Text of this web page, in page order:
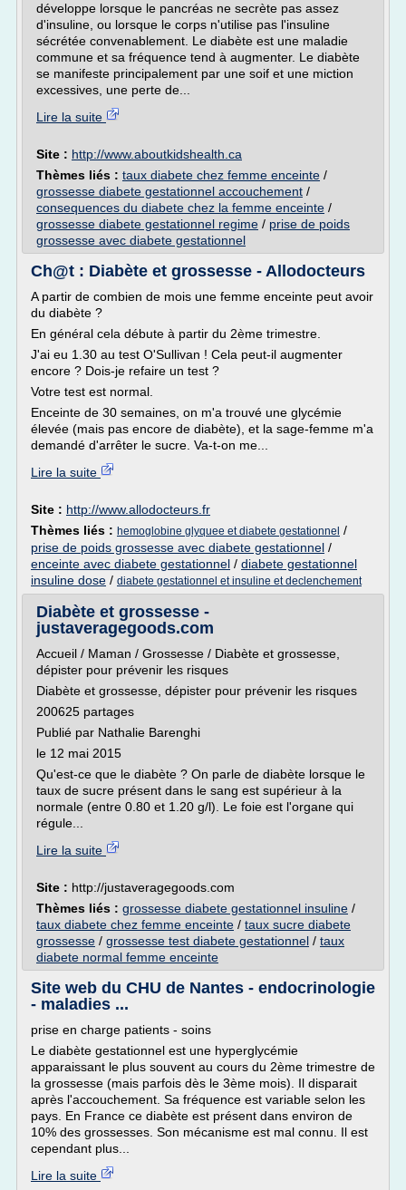
développe lorsque le pancréas ne secrète pas assez
d'insuline, ou lorsque le corps n'utilise pas l'insuline
sécrétée convenablement. Le diabète est une maladie
commune et sa fréquence tend à augmenter. Le diabète
se manifeste principalement par une soif et une miction
excessives, une perte de...
Lire la suite
Site : http://www.aboutkidshealth.ca
Thèmes liés : taux diabete chez femme enceinte /
grossesse diabete gestationnel accouchement /
consequences du diabete chez la femme enceinte /
grossesse diabete gestationnel regime / prise de poids
grossesse avec diabete gestationnel
Ch@t : Diabète et grossesse - Allodocteurs
A partir de combien de mois une femme enceinte peut avoir
du diabète ?
En général cela débute à partir du 2ème trimestre.
J'ai eu 1.30 au test O'Sullivan ! Cela peut-il augmenter
encore ? Dois-je refaire un test ?
Votre test est normal.
Enceinte de 30 semaines, on m'a trouvé une glycémie
élevée (mais pas encore de diabète), et la sage-femme m'a
demandé d'arrêter le sucre. Va-t-on me...
Lire la suite
Site : http://www.allodocteurs.fr
Thèmes liés : hemoglobine glyquee et diabete gestationnel /
prise de poids grossesse avec diabete gestationnel /
enceinte avec diabete gestationnel / diabete gestationnel
insuline dose / diabete gestationnel et insuline et declenchement
Diabète et grossesse -
justaveragegoods.com
Accueil / Maman / Grossesse / Diabète et grossesse,
dépister pour prévenir les risques
Diabète et grossesse, dépister pour prévenir les risques
200625 partages
Publié par Nathalie Barenghi
le 12 mai 2015
Qu'est-ce que le diabète ? On parle de diabète lorsque le
taux de sucre présent dans le sang est supérieur à la
normale (entre 0.80 et 1.20 g/l). Le foie est l'organe qui
régule...
Lire la suite
Site : http://justaveragegoods.com
Thèmes liés : grossesse diabete gestationnel insuline /
taux diabete chez femme enceinte / taux sucre diabete
grossesse / grossesse test diabete gestationnel / taux
diabete normal femme enceinte
Site web du CHU de Nantes - endocrinologie
- maladies ...
prise en charge patients - soins
Le diabète gestationnel est une hyperglycémie
apparaissant le plus souvent au cours du 2ème trimestre de
la grossesse (mais parfois dès le 3ème mois). Il disparait
après l'accouchement. Sa fréquence est variable selon les
pays. En France ce diabète est présent dans environ de
10% des grossesses. Son mécanisme est mal connu. Il est
cependant plus...
Lire la suite